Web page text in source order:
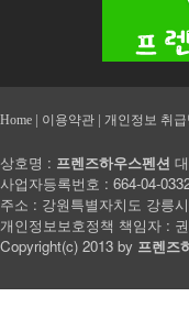
Home | 이용약관 | 개인정보 취급
상호명 : 프렌즈하우스펜션
사업자등록번호 : 664-04-
주소 : 강원특별자치도 강릉
개인정보보호정책 책임자 :
Copyright(c) 2013 by 프렌즈